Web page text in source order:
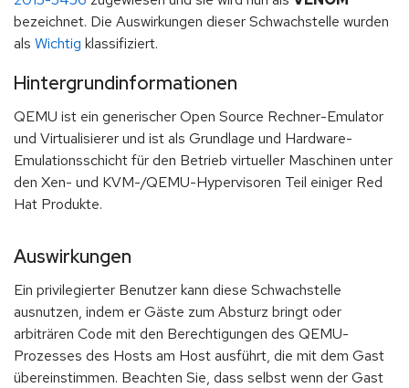
bezeichnet. Die Auswirkungen dieser Schwachstelle wurden
als Wichtig klassifiziert.
Hintergrundinformationen
QEMU ist ein generischer Open Source Rechner-Emulator
und Virtualisierer und ist als Grundlage und Hardware-
Emulationsschicht für den Betrieb virtueller Maschinen unter
den Xen- und KVM-/QEMU-Hypervisoren Teil einiger Red
Hat Produkte.
Auswirkungen
Ein privilegierter Benutzer kann diese Schwachstelle
ausnutzen, indem er Gäste zum Absturz bringt oder
arbiträren Code mit den Berechtigungen des QEMU-
Prozesses des Hosts am Host ausführt, die mit dem Gast
übereinstimmen. Beachten Sie, dass selbst wenn der Gast